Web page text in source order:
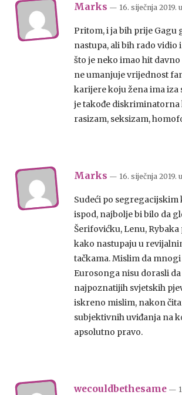
Marks — 16. siječnja 2019. u
Pritom, i ja bih prije Gagu
nastupa, ali bih rado vidio
što je neko imao hit
ne umanjuje vrijednost
karijere koju žena ima iza
je takođe diskriminatorna
rasizam, seksizam,
Marks — 16. siječnja 2019. u
Sudeći po
ispod, najbolje bi bilo da
Šerifovićku, Lenu,
kako nastupaju u
tačkama. Mislim da
Eurosonga nisu dorasli
najpoznatijih svjetskih
iskreno mislim, nakon
subjektivnih uviđanja na
apsolutno pravo.
wecouldbethesame —